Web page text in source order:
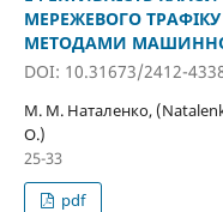
МЕРЕЖЕВОГО
МЕТОДАМИ
DOI: 10.31673/2412-
М. М. Наталенко,
O.)
25-33
pdf